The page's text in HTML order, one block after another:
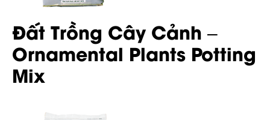
Đất Trồng Cây Cảnh –
Ornamental Plants Potting
Mix